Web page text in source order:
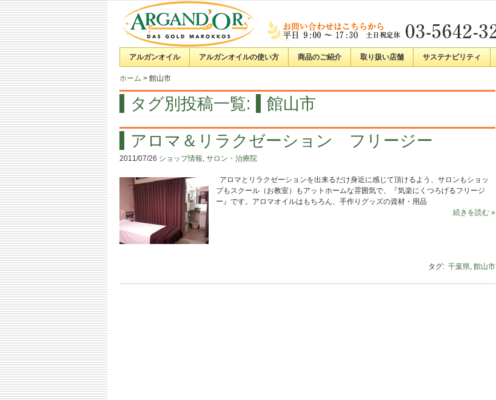
アルガンオイル アルガンオイルの使い方 商品のご紹介 取り扱い店舗 サステナビリティ
ホーム > 館山市
タグ別投稿一覧:
館山市
アロマ＆リラクゼーション フリージー
2011/07/26 ショップ情報, サロン・治療院
アロマとリラクゼーションを出来るだけ身近に感じて頂けるよう、サロンもショッ
プもスクール（お教室）もアットホームな雰囲気で、『気楽にくつろげるフリージ
ー』です。アロマオイルはもちろん、手作りグッズの資材・用品
続きを読む »
タグ: 千葉県, 館山市